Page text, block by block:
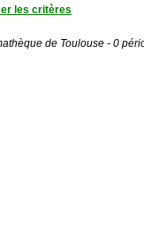
les critères
de Toulouse - 0